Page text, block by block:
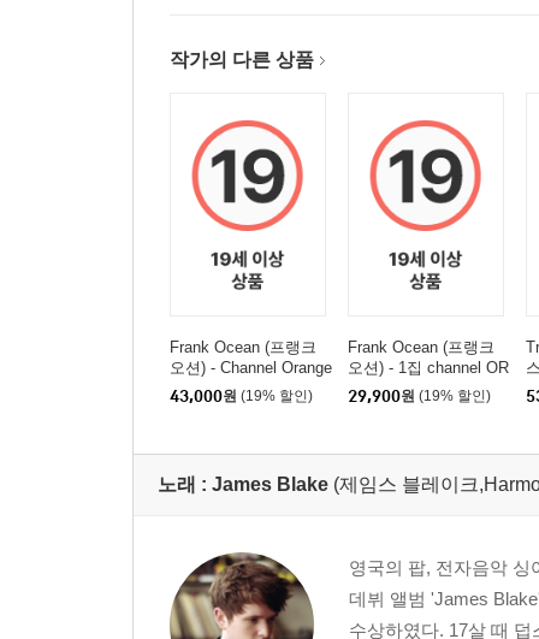
작가의 다른 상품
Frank Ocean (프랭크
오션) - Channel Orange
43,000원 (19% 할인)
Frank Ocean (프랭크
오션) - 1집 channel OR
ANGE
29,900원 (19% 할인)
노래 : James Blake (제임스 블레이크
영국의 팝, 전자음악 싱
데뷔 앨범 'James
수상하였다. 17살 때